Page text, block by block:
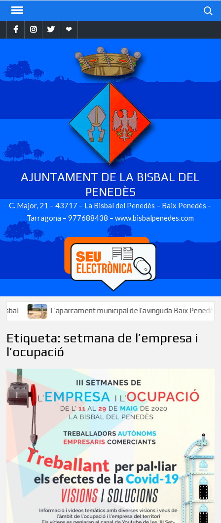
Skip
contentFacebookInstragram
TwitterEbando
AJUNTAMENT DE LA BISBAL DEL
PENEDÈS
C. Major, 21 – 43717 – La Bisbal del Penedès – Baix Penedès –
Tarragona – 977688438 – www.bisbalpenedes.com
L’aparcament municipal de l’avinguda Baix Penedès ja
Etiqueta: setmana de l’empresa i
l’ocupació